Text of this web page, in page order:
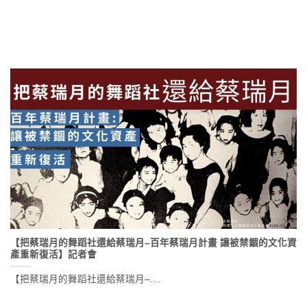
【把蔡瑞月的舞蹈社還給蔡瑞月–百年蔡瑞月計畫 讓被禁錮的文化資
產重新復活】記者會
【把蔡瑞月的舞蹈社還給蔡瑞月–....